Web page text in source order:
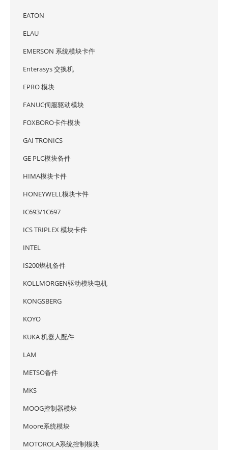
EATON
ELAU
EMERSON 系统模块卡件
Enterasys 交换机
EPRO 模块
FANUC伺服驱动模块
FOXBORO卡件模块
GAI TRONICS
GE PLC模块备件
HIMA模块卡件
HONEYWELL模块卡件
IC693/1C697
ICS TRIPLEX 模块卡件
INTEL
IS200燃机备件
KOLLMORGEN驱动模块电机
KONGSBERG
KOYO
KUKA 机器人配件
LAM
METSO备件
MKS
MOOG控制器模块
Moore系统模块
MOTOROLA系统控制模块